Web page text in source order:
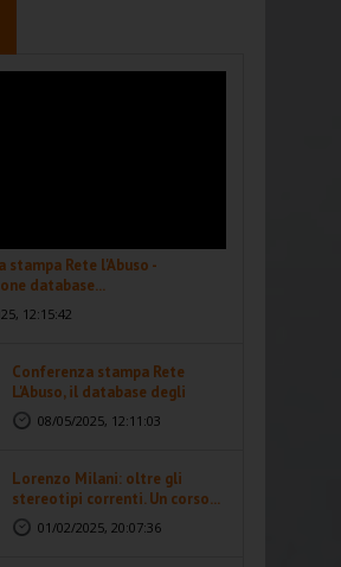
stampa Rete l'Abuso -
database...
12:15:42
Conferenza stampa Rete
L'Abuso, il database degli
abusi...08/05/2025, 12:11:03
Lorenzo Milani: oltre gli
stereotipi correnti. Un corso...
01/02/2025, 20:07:36